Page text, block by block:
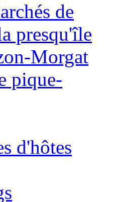
de
presqu'île
Morgat
pique-
d'hôtes